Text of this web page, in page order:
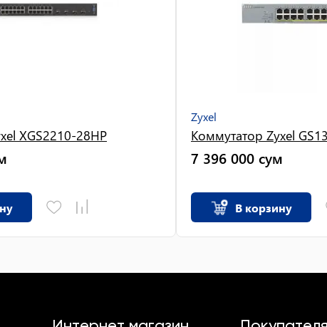
XGS2210-28HP
Zyxel
Коммутатор Zyxel
7 396 000 сум
В корзину